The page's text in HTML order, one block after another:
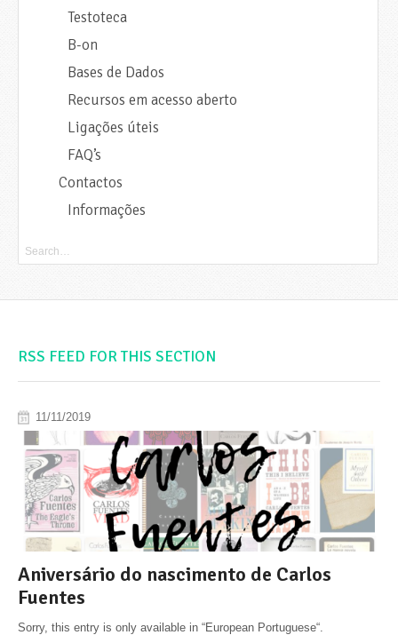
Testoteca
B-on
Bases de Dados
Recursos em acesso aberto
Ligações úteis
FAQ’s
Contactos
Informações
RSS FEED FOR THIS SECTION
11/11/2019
Aniversário do nascimento de Carlos
Fuentes
Sorry, this entry is only available in “European Portuguese“.